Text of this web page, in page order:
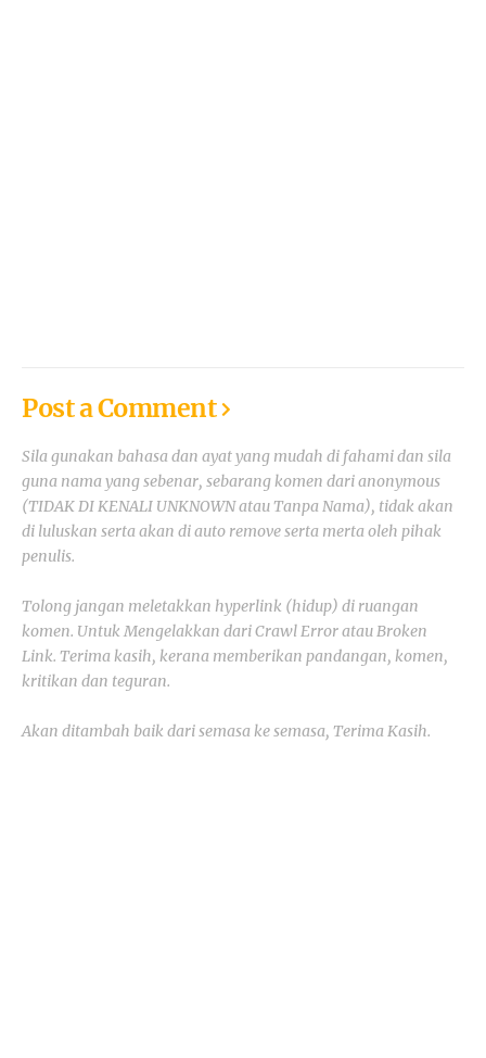
Post a Comment
Sila gunakan bahasa dan ayat yang mudah di fahami dan sila
guna nama yang sebenar, sebarang komen dari anonymous
(TIDAK DI KENALI UNKNOWN atau Tanpa Nama), tidak akan
di luluskan serta akan di auto remove serta merta oleh pihak
penulis.
Tolong jangan meletakkan hyperlink (hidup) di ruangan
komen. Untuk Mengelakkan dari Crawl Error atau Broken
Link. Terima kasih, kerana memberikan pandangan, komen,
kritikan dan teguran.
Akan ditambah baik dari semasa ke semasa, Terima Kasih.